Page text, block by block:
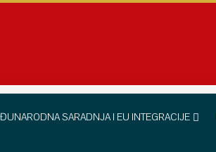
SARADNJA I EU INTEGRACIJE